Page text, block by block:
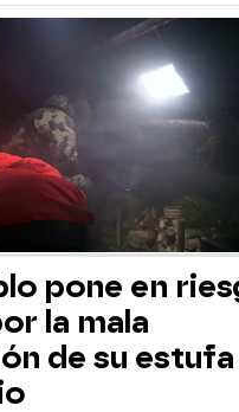
pone en
la mala
de su estufa